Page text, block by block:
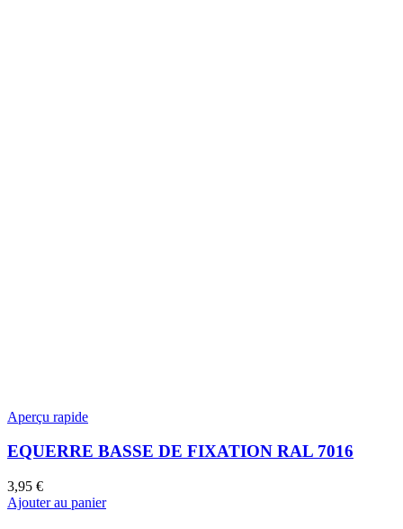
Aperçu rapide
EQUERRE BASSE DE FIXATION RAL 7016
3,95 €
Ajouter au panier